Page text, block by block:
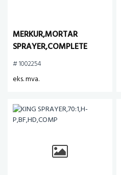
MERKUR,MORTAR
SPRAYER,COMPLETE
# 1002254
eks. mva.